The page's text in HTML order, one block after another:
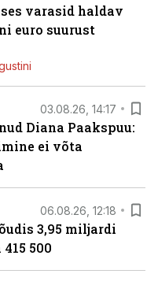
varasid haldav
euro suurust
03.08.26, 14:17
Diana Paakspuu:
ei võta
06.08.26, 12:18
3,95 miljardi
500